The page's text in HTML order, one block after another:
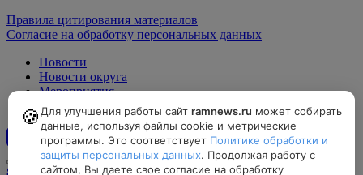
Правила цитирования материалов
Согласие на обработку персональных данных
Новости
Новости округа
Мероприятия
Официально
12+
8-496-46-3-12-67, rammedia22@mail.ru
🍪 Для улучшения работы сайт ramnews.ru может собирать
данные, используя файлы cookie и метрические
программы. Это соответствует Политике обработки и
защиты персональных данных. Продолжая работу с
сайтом, Вы даете свое согласие на обработку